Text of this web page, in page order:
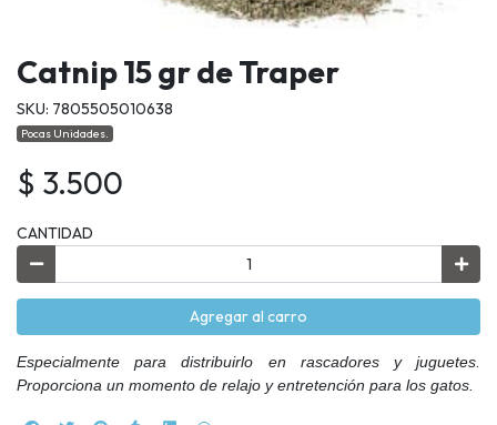
Catnip 15 gr de Traper
SKU: 7805505010638
Pocas Unidades.
$ 3.500
CANTIDAD
Agregar al carro
Especialmente para distribuirlo en rascadores y juguetes.
Proporciona un momento de relajo y entretención para los gatos.